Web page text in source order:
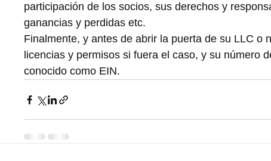
participación de los socios, sus derechos y
ganancias y perdidas etc.
Finalmente, y antes de abrir la puerta de su LLC o
licencias y permisos si fuera el caso, y su número
conocido como EIN.